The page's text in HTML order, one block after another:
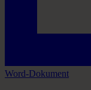
Word-Dokument